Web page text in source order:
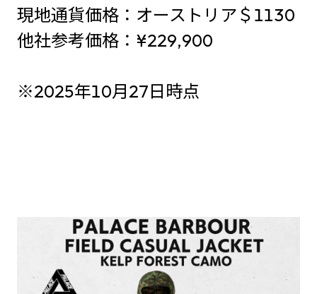
現地通貨価格：オーストリア＄1130
他社参考価格：¥229,900
※2025年10月27日時点